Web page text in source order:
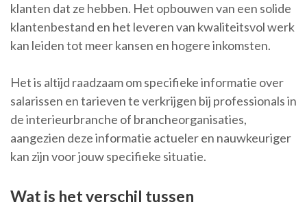
klanten dat ze hebben. Het opbouwen van een solide
klantenbestand en het leveren van kwaliteitsvol werk
kan leiden tot meer kansen en hogere inkomsten.
Het is altijd raadzaam om specifieke informatie over
salarissen en tarieven te verkrijgen bij professionals in
de interieurbranche of brancheorganisaties,
aangezien deze informatie actueler en nauwkeuriger
kan zijn voor jouw specifieke situatie.
Wat is het verschil tussen